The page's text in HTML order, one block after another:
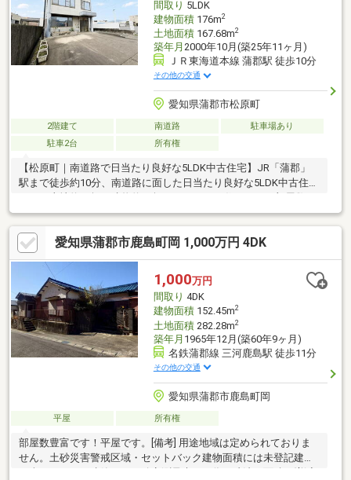
間取り 5LDK
建物面積176m2
土地面積167.68m2
築年月 2000年10月(築25年11ヶ月)
ＪＲ東海道本線 蒲郡駅 徒歩10分
その他の交通
愛知県蒲郡市松原町
2階建て 南道路
駐車場あり
駐車2台
所有権
【松原町｜南道路で日当たり良好な5LDK中古住宅】JR「蒲郡」
駅まで徒歩約10分、南道路に面した日当たり良好な5LDK中古住宅
豊富なため、ご家族それぞれの個室や趣味部屋、在宅ワークスペ
ースも確保しやすい間取り◎ローソンが近く、急なお買い物にも
便利！サンヨネやドラッグストア、郵便局なども徒歩圏内にそろ
い、日々の暮らしやすさも魅力です。通勤・通学や子育てにも便
利な立地。ゆとりある住まいをお探しの方はぜひ一度ご相談くだ
さい！＼ お問合せは「0120-07-1645」／
愛知県蒲郡市鹿島町岡 1,000万円 4DK
1,000万円
間取り 4DK
建物面積152.45m2
土地面積282.28m2
築年月 1965年12月(築60年9ヶ月)
名鉄蒲郡線 三河鹿島駅 徒歩11分
その他の交通
愛知県蒲郡市鹿島町岡
平屋 所有権
部屋数豊富です！平屋です。[備考] 用途地域は定められておりま
せん。土砂災害警戒区域・セットバック建物面積には未登記建物